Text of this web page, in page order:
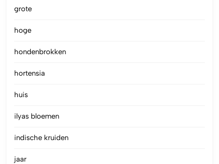
grote
hoge
hondenbrokken
hortensia
huis
ilyas bloemen
indische kruiden
jaar